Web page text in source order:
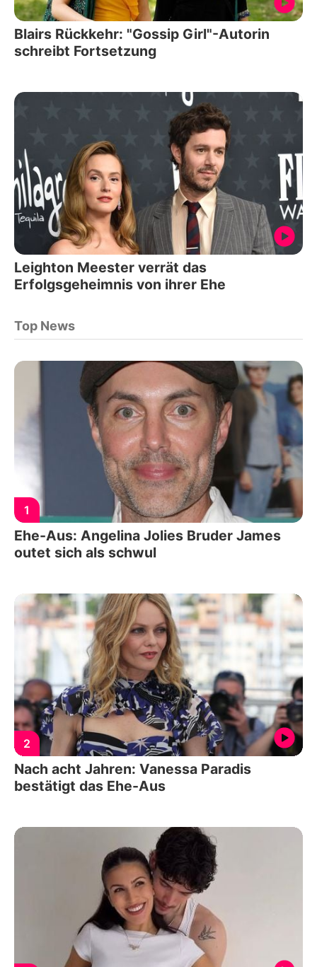
Blairs Rückkehr: "Gossip Girl"-Autorin
schreibt Fortsetzung
Leighton Meester verrät das
Erfolgsgeheimnis von ihrer Ehe
Top News
1
Ehe-Aus: Angelina Jolies Bruder James
outet sich als schwul
2
Nach acht Jahren: Vanessa Paradis
bestätigt das Ehe-Aus